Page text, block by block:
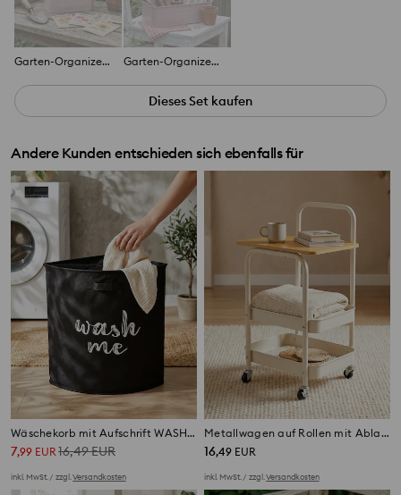
Garten-Organizer für Samen Garten-Organizer mit Griff und Aufschrift
Dieses Set kaufen
Andere Kunden entschieden sich ebenfalls für
Wäschekorb mit Aufschrift WASH TIME
7,99 EUR16,49EUR
inkl. MwSt. / zzgl.Versandkosten
Metallwagen auf Rollen mit Ablagefläche und Regalen
16,49 EUR
inkl. MwSt. / zzgl.Versandkosten